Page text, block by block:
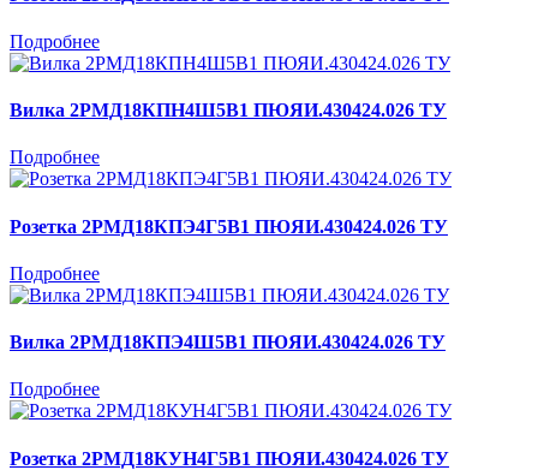
Подробнее
Вилка 2РМД18КПН4Ш5В1 ПЮЯИ.430424.026 ТУ
Подробнее
Розетка 2РМД18КПЭ4Г5В1 ПЮЯИ.430424.026 ТУ
Подробнее
Вилка 2РМД18КПЭ4Ш5В1 ПЮЯИ.430424.026 ТУ
Подробнее
Розетка 2РМД18КУН4Г5В1 ПЮЯИ.430424.026 ТУ